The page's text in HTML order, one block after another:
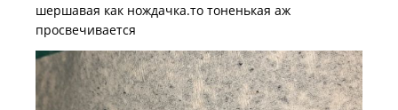
шершавая как нождачка.то тоненькая аж
просвечивается